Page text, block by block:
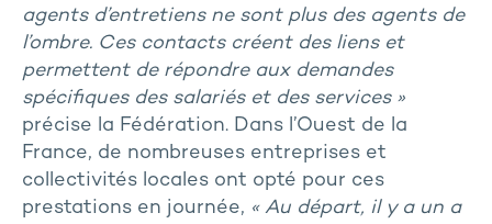
agents d’entretiens ne sont plus des agents de
l’ombre. Ces contacts créent des liens et
permettent de répondre aux demandes
spécifiques des salariés et des services »
précise la Fédération. Dans l’Ouest de la
France, de nombreuses entreprises et
collectivités locales ont opté pour ces
prestations en journée, « Au départ, il y a un a